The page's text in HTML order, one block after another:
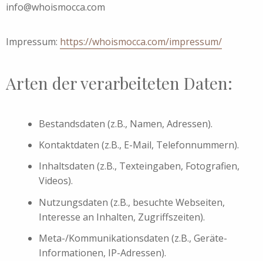
info@whoismocca.com
Impressum: https://whoismocca.com/impressum/
Arten der verarbeiteten Daten:
Bestandsdaten (z.B., Namen, Adressen).
Kontaktdaten (z.B., E-Mail, Telefonnummern).
Inhaltsdaten (z.B., Texteingaben, Fotografien,
Videos).
Nutzungsdaten (z.B., besuchte Webseiten,
Interesse an Inhalten, Zugriffszeiten).
Meta-/Kommunikationsdaten (z.B., Geräte-
Informationen, IP-Adressen).